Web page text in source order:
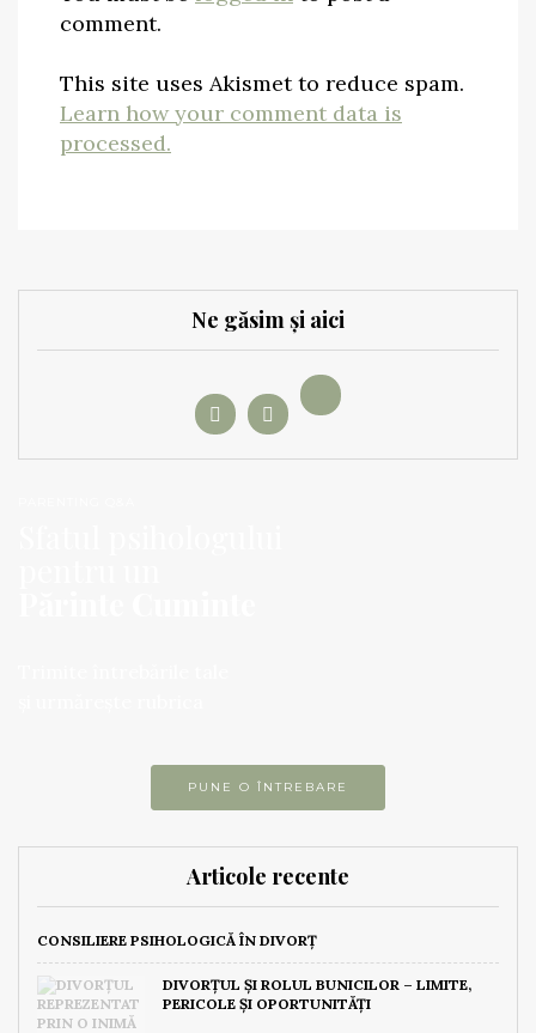
comment.
This site uses Akismet to reduce spam.
Learn how your comment data is
processed.
Ne găsim și aici
PUNE O ÎNTREBARE
Articole recente
CONSILIERE PSIHOLOGICĂ ÎN DIVORȚ
DIVORȚUL ȘI ROLUL BUNICILOR – LIMITE,
PERICOLE ȘI OPORTUNITĂȚI